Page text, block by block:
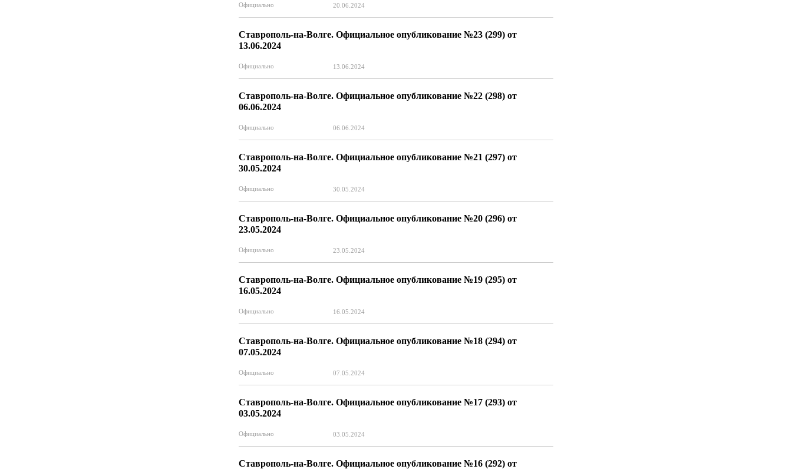
Официально 20.06.2024
Ставрополь-на-Волге. Официальное опубликование №23 (299) от
13.06.2024
Официально 13.06.2024
Ставрополь-на-Волге. Официальное опубликование №22 (298) от
06.06.2024
Официально 06.06.2024
Ставрополь-на-Волге. Официальное опубликование №21 (297) от
30.05.2024
Официально 30.05.2024
Ставрополь-на-Волге. Официальное опубликование №20 (296) от
23.05.2024
Официально 23.05.2024
Ставрополь-на-Волге. Официальное опубликование №19 (295) от
16.05.2024
Официально 16.05.2024
Ставрополь-на-Волге. Официальное опубликование №18 (294) от
07.05.2024
Официально 07.05.2024
Ставрополь-на-Волге. Официальное опубликование №17 (293) от
03.05.2024
Официально 03.05.2024
Ставрополь-на-Волге. Официальное опубликование №16 (292) от